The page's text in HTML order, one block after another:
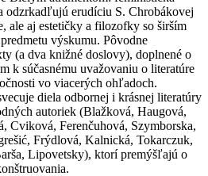
odzrkadľujú erudíciu S. Chrobákovej
ale aj estetičky a filozofky so širším
výskumu. Pôvodne
(a dva knižné doslovy), doplnené o
k súčasnému uvažovaniu o literatúre
vo viacerých ohľadoch.
diela odbornej i krásnej literatúry
autoriek (Blažková, Haugová,
Cviková, Ferenčuhová, Szymborska,
Frýdlová, Kalnická, Tokarczuk,
Lipovetsky), ktorí premýšľajú o